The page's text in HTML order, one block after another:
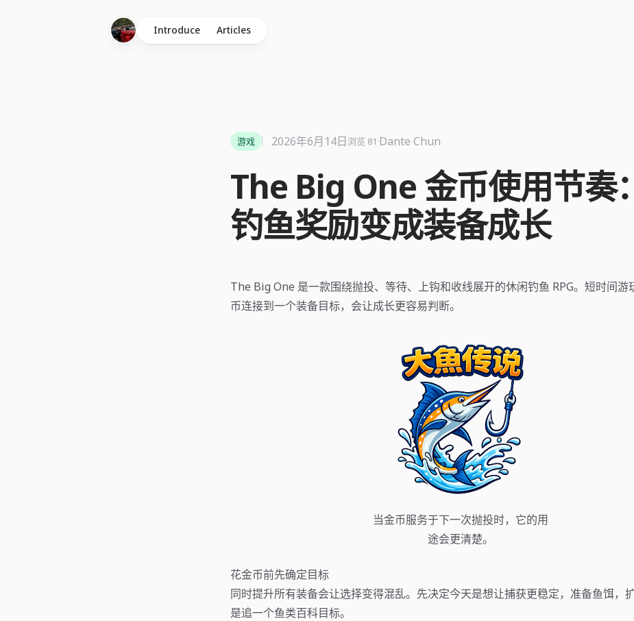
Introduce Articles
The Big One 金币使用节奏
钓鱼奖励变成装备成长
游戏 2026年6月14日浏览 81·Dante Chun
The Big One 是一款围绕抛投、等待、上钩和收线展开的休闲钓鱼 RPG。短时间游
币连接到一个装备目标，会让成长更容易判断。
当金币服务于下一次抛投时，它的用
途会更清楚。
花金币前先确定目标
同时提升所有装备会让选择变得混乱。先决定今天是想让捕获更稳定，准备鱼饵，
是追一个鱼类百科目标。